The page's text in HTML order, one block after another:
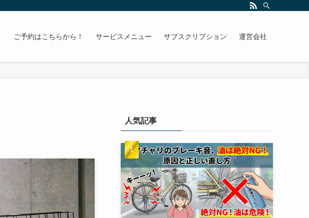
ご予約はこちらから！ サービスメニュー サブスクリプション 運営会社
人気記事